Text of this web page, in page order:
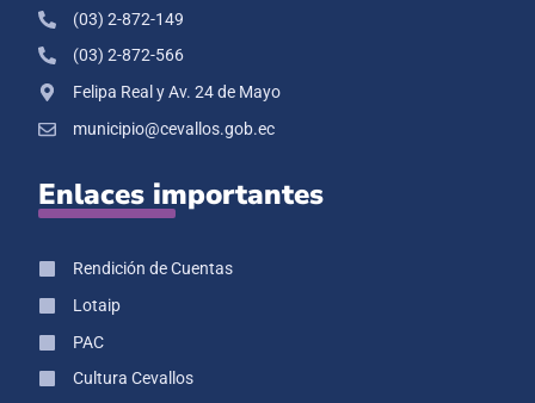
(03) 2-872-149
(03) 2-872-566
Felipa Real y Av. 24 de Mayo
municipio@cevallos.gob.ec
Enlaces importantes
Rendición de Cuentas
Lotaip
PAC
Cultura Cevallos